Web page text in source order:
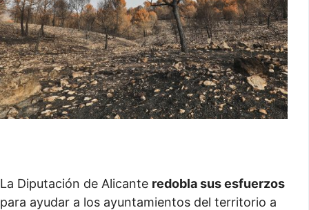
La Diputación de Alicante redobla sus esfuerzos
para ayudar a los ayuntamientos del territorio a